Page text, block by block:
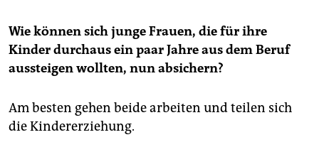
Wie können sich junge Frauen, die für ihre
Kinder durchaus ein paar Jahre aus dem Beruf
aussteigen wollten, nun absichern?
Am besten gehen beide arbeiten und teilen sich
die Kindererziehung.